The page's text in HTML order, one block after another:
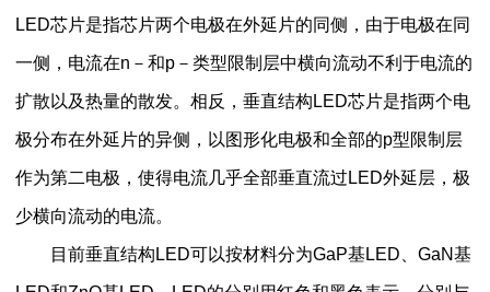
LED芯片是指芯片两个电极在外延片的同侧，由于电极在同
一侧，电流在n－和p－类型限制层中横向流动不利于电流的
扩散以及热量的散发。相反，垂直结构LED芯片是指两个电
极分布在外延片的异侧，以图形化电极和全部的p型限制层
作为第二电极，使得电流几乎全部垂直流过LED外延层，极
少横向流动的电流。
目前垂直结构LED可以按材料分为GaP基LED、GaN基